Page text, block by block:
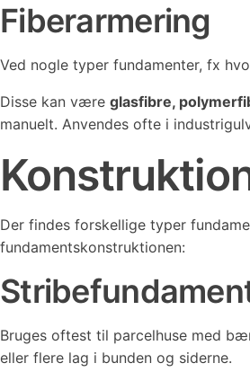
Fiberarmering
Ved nogle typer fundamenter, fx
Disse kan være glasfibre,
manuelt. Anvendes ofte i
Der findes forskellige typer
fundamentskonstruktionen:
Bruges oftest til parcelhuse med
eller flere lag i bunden og siderne.